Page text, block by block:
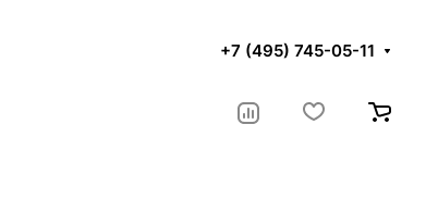
+7 (495) 745-05-11